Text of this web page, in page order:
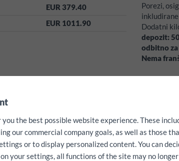
EUR 379.40
EUR 1011.90
Porezi,
Dodatni
depozit:
odbitno
Nema
Besplatne
the best possible website experience. These
our commercial company goals, as well as those
or to display personalized content. You can
your settings, all functions of the site may no